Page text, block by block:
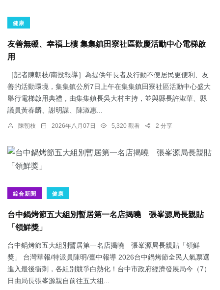
健康
友善無礙、幸福上樓 集集鎮田寮社區歡慶活動中心電梯啟
用
［記者陳朝枝/南投報導］為提供年長者及行動不便居民更便利、友
善的活動環境，集集鎮公所7日上午在集集鎮田寮社區活動中心盛大
舉行電梯啟用典禮，由集集鎮長吳大村主持，並與縣長許淑華、縣
議員黃春麟、謝明謀、陳淑惠...
陳朝枝 2026年八月07日 5,320 觀看 2 分享
綜合新聞 健康
台中鍋烤節五大組別暫居第一名店揭曉 張峯源局長親貼
「領鮮獎」
台中鍋烤節五大組別暫居第一名店揭曉 張峯源局長親貼「領鮮
獎」 台灣華報/特派員陳明/臺中報導 2026台中鍋烤節全民人氣票選
進入最後衝刺，各組別競爭白熱化！台中市政府經濟發展局今（7）
日由局長張峯源親自前往五大組...